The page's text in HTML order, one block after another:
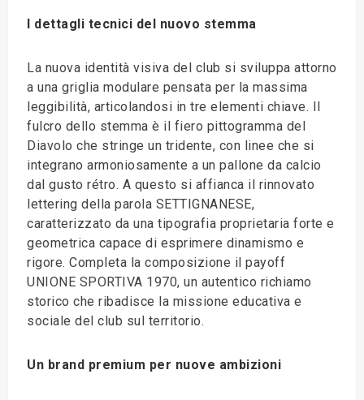
I dettagli tecnici del nuovo stemma
La nuova identità visiva del club si sviluppa attorno
a una griglia modulare pensata per la massima
leggibilità, articolandosi in tre elementi chiave. Il
fulcro dello stemma è il fiero pittogramma del
Diavolo che stringe un tridente, con linee che si
integrano armoniosamente a un pallone da calcio
dal gusto rétro. A questo si affianca il rinnovato
lettering della parola SETTIGNANESE,
caratterizzato da una tipografia proprietaria forte e
geometrica capace di esprimere dinamismo e
rigore. Completa la composizione il payoff
UNIONE SPORTIVA 1970, un autentico richiamo
storico che ribadisce la missione educativa e
sociale del club sul territorio.
Un brand premium per nuove ambizioni